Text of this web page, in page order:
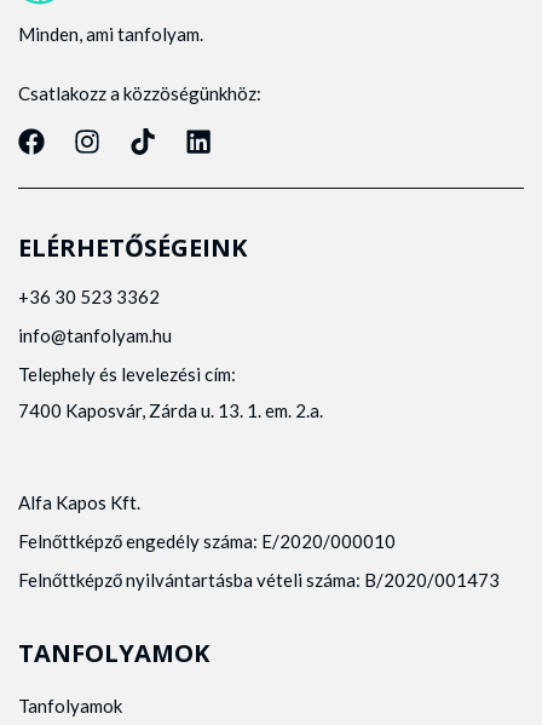
Minden, ami tanfolyam.
Csatlakozz a közzöségünkhöz:
ELÉRHETŐSÉGEINK
+36 30 523 3362
info@tanfolyam.hu
Telephely és levelezési cím:
7400 Kaposvár, Zárda u. 13. 1. em. 2.a.
Alfa Kapos Kft.
Felnőttképző engedély száma: E/2020/000010
Felnőttképző nyilvántartásba vételi száma: B/2020/001473
TANFOLYAMOK
Tanfolyamok